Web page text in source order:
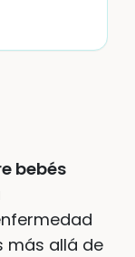
bebés
más allá de